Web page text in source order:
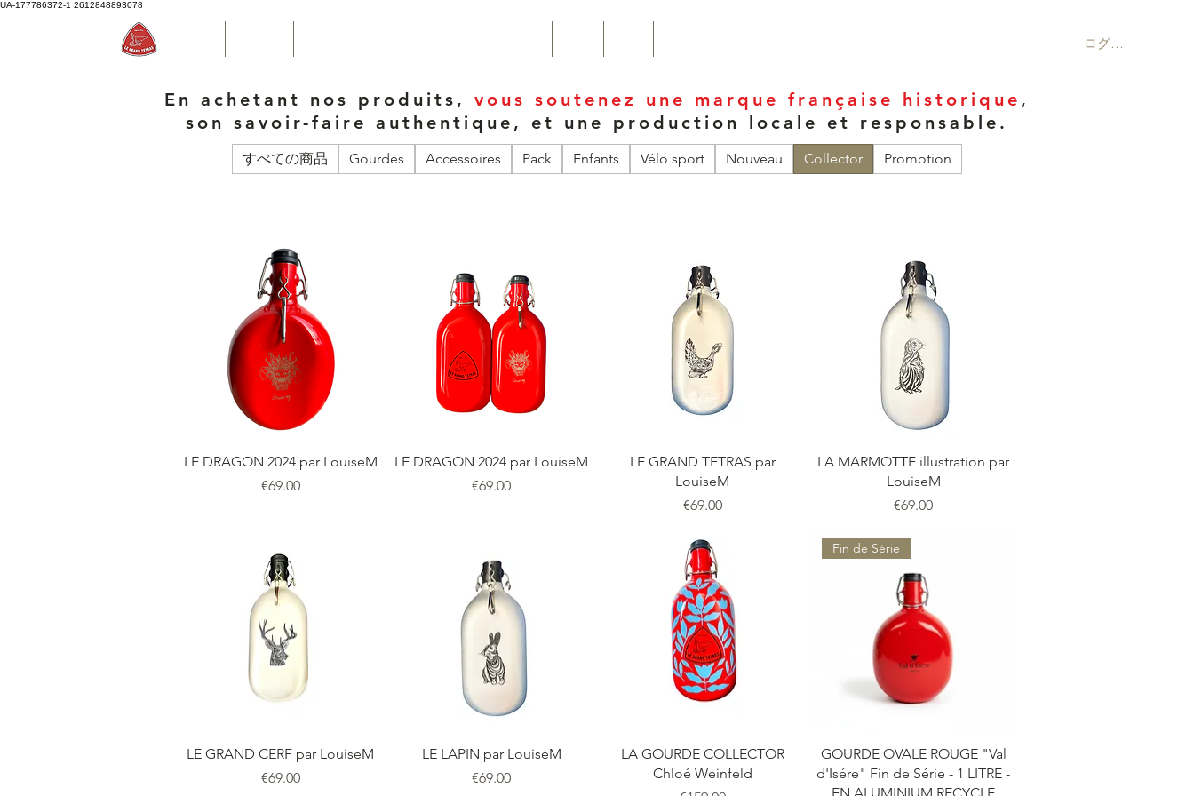
UA-177786372-1 2612848893078
ログイン
En achetant nos produits, vous soutenez une marque française historique ,
son savoir-faire authentique, et une production locale et responsable.
すべての商品 Gourdes Accessoires Pack Enfants Vélo sport Nouveau Collector Promotion
LE DRAGON 2024 par LouiseM
価格
€69.00
LE DRAGON 2024 par LouiseM
価格
€69.00
LE GRAND TETRAS par
LouiseM
価格
€69.00
LA MARMOTTE illustration par
LouiseM
価格
€69.00
LE GRAND CERF par LouiseM
価格
€69.00
LE LAPIN par LouiseM
価格
€69.00
LA GOURDE COLLECTOR
Chloé Weinfeld
Fin de Série
GOURDE OVALE ROUGE "Val
d'Isére" Fin de Série - 1 LITRE -